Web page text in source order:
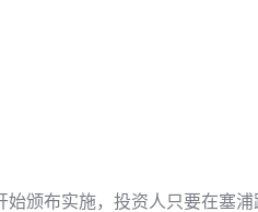
始颁布实施，投资人只要在塞